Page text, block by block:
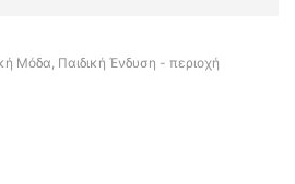
Μόδα, Παιδική Ένδυση - περιοχή